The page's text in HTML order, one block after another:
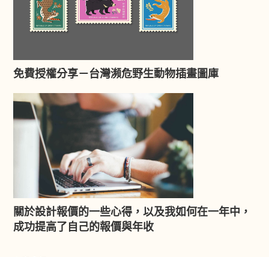
免費授權分享－台灣瀕危野生動物插畫圖庫
關於設計報價的一些心得，以及我如何在一年中，
成功提高了自己的報價與年收